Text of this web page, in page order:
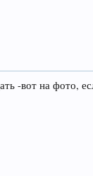
-вот на фото,